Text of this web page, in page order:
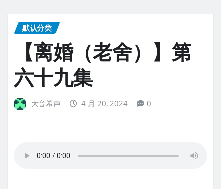
默认分类
【离婚（老舍）】第
六十九集
大音希声 4 月 20, 2024 0